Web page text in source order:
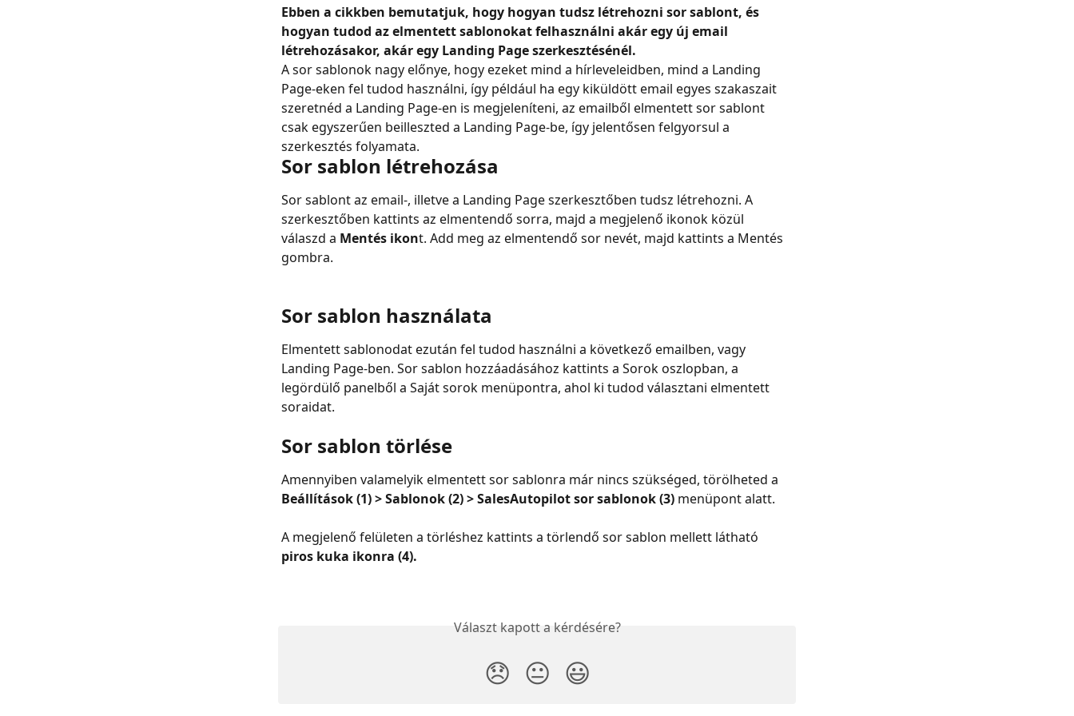
Ebben a cikkben bemutatjuk, hogy hogyan tudsz létrehozni sor sablont, és
hogyan tudod az elmentett sablonokat felhasználni akár egy új email
létrehozásakor, akár egy Landing Page szerkesztésénél.
A sor sablonok nagy előnye, hogy ezeket mind a hírleveleidben, mind a Landing
Page-eken fel tudod használni, így például ha egy kiküldött email egyes szakaszait
szeretnéd a Landing Page-en is megjeleníteni, az emailből elmentett sor sablont
csak egyszerűen beilleszted a Landing Page-be, így jelentősen felgyorsul a
szerkesztés folyamata.
Sor sablon létrehozása
Sor sablont az email-, illetve a Landing Page szerkesztőben tudsz létrehozni. A
szerkesztőben kattints az elmentendő sorra, majd a megjelenő ikonok közül
válaszd a Mentés ikont. Add meg az elmentendő sor nevét, majd kattints a Mentés
gombra.
Sor sablon használata
Elmentett sablonodat ezután fel tudod használni a következő emailben, vagy
Landing Page-ben. Sor sablon hozzáadásához kattints a Sorok oszlopban, a
legördülő panelből a Saját sorok menüpontra, ahol ki tudod választani elmentett
soraidat.
Sor sablon törlése
Amennyiben valamelyik elmentett sor sablonra már nincs szükséged, törölheted a
Beállítások (1) > Sablonok (2) > SalesAutopilot sor sablonok (3) menüpont alatt.
A megjelenő felületen a törléshez kattints a törlendő sor sablon mellett látható
piros kuka ikonra (4).
Választ kapott a kérdésére?
😞 😐 😃